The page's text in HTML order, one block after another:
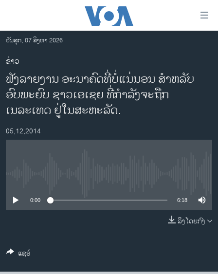
ເຂົ້າ
ຫາ
ຂ້າມ
ຂ້າມ
ຂ້າມ
ໄປ
ຫາ
ຊອກ
ຄົ້ນ
ອາເມຣິກາ
ການເລືອກຕັ້ງ ປະທານາທີບໍດີ ສະຫະລັດ 2024
ໂລກ
ຊຸມຊົນຊາວລາວ
ວັນສຸກ, 07 ສິງຫາ 2026
ຂ່າວ
ຟັງລາຍງານ ອະນາຄົດທີ່ບໍ່ແນ່ນອນ ສຳຫລັບ
ອົບພະຍົບ ຊາວເອເຊຍ ທີ່ກຳລັງຈະຖືກ
ເນລະເທດ ຢູ່ໃນສະຫະລັດ.
05,12,2014
0:00 6:18
ລິງໂດຍກົງ
ແຊຣ໌